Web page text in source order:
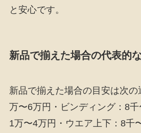
と安心です。
新品で揃えた場合の代表的
新品で揃えた場合の目安は次
万〜6万円・ビンディング：8千
1万〜4万円・ウエア上下：8千